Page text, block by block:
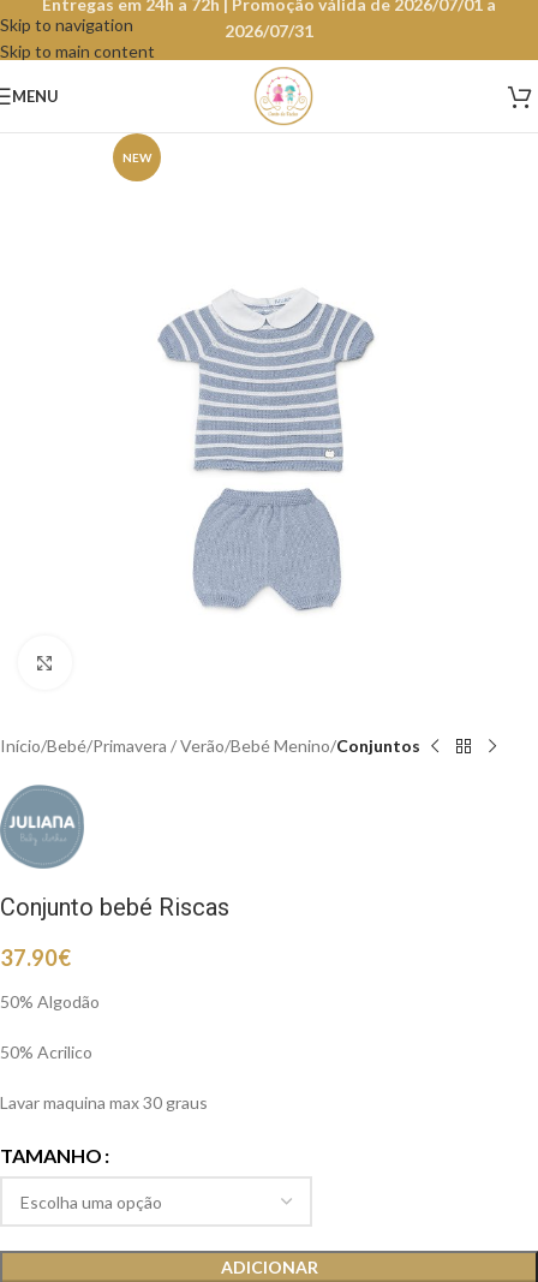
Skip to navigation
Skip to main content
Entregas em 24h a 72h | Promoção válida de 2026/07/01 a
2026/07/31
MENU
NEW
Início Bebé Primavera / Verão Bebé Menino Conjuntos
Conjunto bebé Riscas
37.90€
50% Algodão
50% Acrilico
Lavar maquina max 30 graus
TAMANHO
ADICIONAR